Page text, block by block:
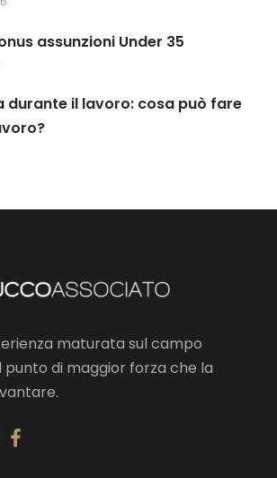
assunzioni Under 35
durante il lavoro: cosa può fare
maturata sul campo
di maggior forza che la